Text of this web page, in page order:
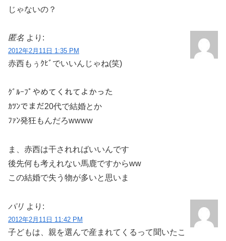
じゃないの？
匿名 より:
2012年2月11日 1:35 PM
赤西もぅｸﾋﾞでいいんじゃね(笑)
ｸﾞﾙｰﾌﾟやめてくれてよかった
ｶﾂﾝでまだ20代で結婚とか
ﾌｧﾝ発狂もんだろwwww
ま、赤西は干されればいいんです
後先何も考えれない馬鹿ですからww
この結婚で失う物が多いと思いま
パリ より:
2012年2月11日 11:42 PM
子どもは、親を選んで産まれてくるって聞いたこ